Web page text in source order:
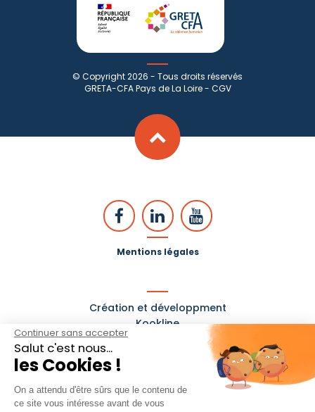
© Copyright 2026 - Tous droits réservés
GRETA-CFA Pays de La Loire - CGV
Mentions légales
Création et développment
Kookline
Continuer sans accepter
Salut c'est nous...
les Cookies !
On a attendu d'être sûrs que le contenu de
ce site vous intéresse avant de vous